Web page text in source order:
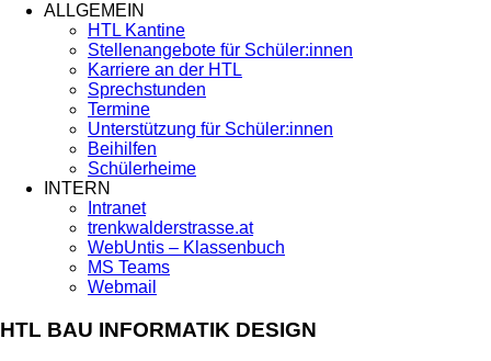
ALLGEMEIN
HTL Kantine
Stellenangebote für Schüler:innen
Karriere an der HTL
Sprechstunden
Termine
Unterstützung für Schüler:innen
Beihilfen
Schülerheime
INTERN
Intranet
trenkwalderstrasse.at
WebUntis – Klassenbuch
MS Teams
Webmail
HTL BAU INFORMATIK DESIGN